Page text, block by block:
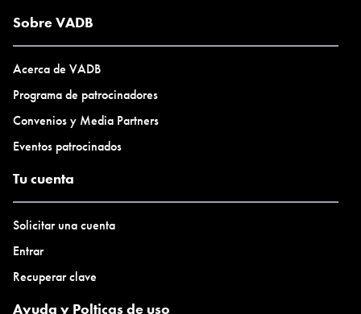
Sobre VADB
Acerca de VADB
Programa de patrocinadores
Convenios y Media Partners
Eventos patrocinados
Tu cuenta
Solicitar una cuenta
Entrar
Recuperar clave
Ayuda y Polticas de uso